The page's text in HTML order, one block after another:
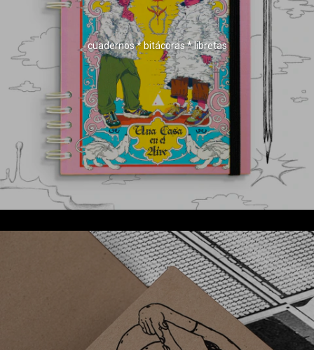
cuadernos * bitácoras * libretas